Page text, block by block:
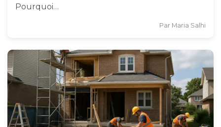
Pourquoi…
Par Maria Salhi